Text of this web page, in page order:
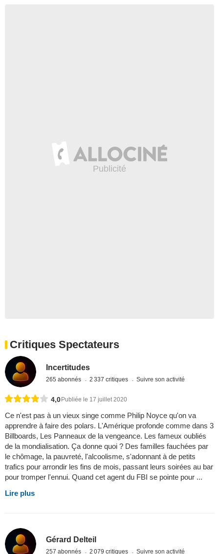
Critiques Spectateurs
Incertitudes
265 abonnés 2 337 critiques Suivre son activité
4,0 Publiée le 17 juillet 2020
Ce n'est pas à un vieux singe comme Philip Noyce qu'on va
apprendre à faire des polars. L'Amérique profonde comme dans 3
Billboards, Les Panneaux de la vengeance. Les fameux oubliés
de la mondialisation. Ça donne quoi ? Des familles fauchées par
le chômage, la pauvreté, l'alcoolisme, s'adonnant à de petits
trafics pour arrondir les fins de mois, passant leurs soirées au bar
pour tromper l'ennui. Quand cet agent du FBI se pointe pour ...
Lire plus
Gérard Delteil
257 abonnés 2 079 critiques Suivre son activité